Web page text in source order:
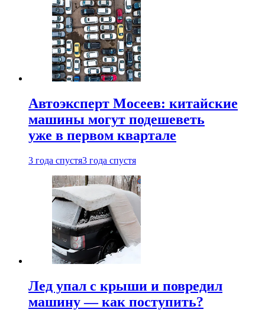
Автоэксперт Мосеев: китайские
машины могут подешеветь
уже в первом квартале
3 года спустя3 года спустя
Лед упал с крыши и повредил
машину — как поступить?